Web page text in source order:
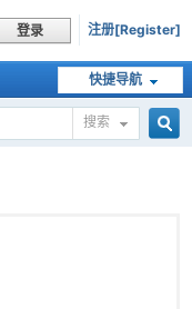
登录 注册[Register]
快捷导航
搜索